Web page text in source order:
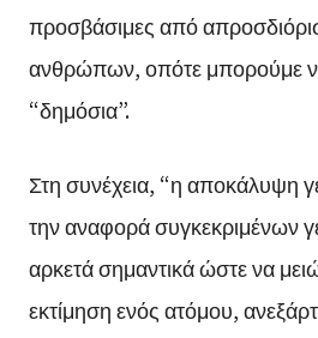
προσβάσιμες από
ανθρώπων, οπότε μπορούμε να
“δημόσια”.
Στη συνέχεια, “η αποκάλυψη
την αναφορά συγκεκριμένων
αρκετά σημαντικά ώστε να
εκτίμηση ενός ατόμου,